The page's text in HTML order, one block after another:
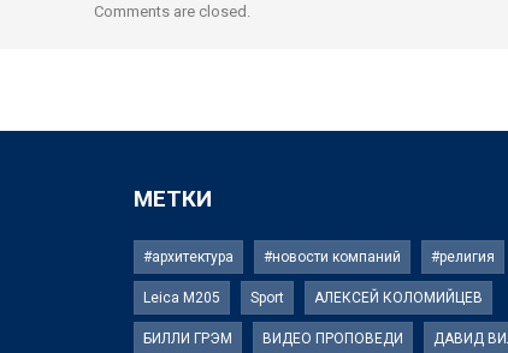
Comments are closed.
МЕТКИ
#архитектура #новости компаний #религия
Leica M205 Sport АЛЕКСЕЙ КОЛОМИЙЦЕВ
БИЛЛИ ГРЭМ ВИДЕО ПРОПОВЕДИ ДАВИД